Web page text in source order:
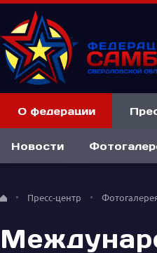
О федерации
Новости
Пресс-центр